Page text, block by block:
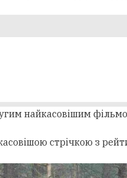
найкасовішим
стрічкою з